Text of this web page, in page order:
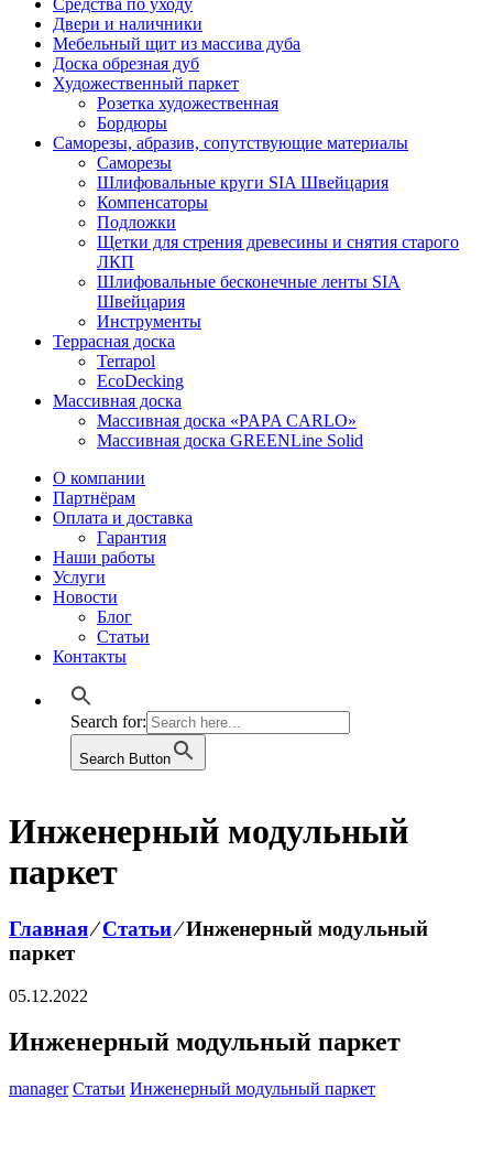
Средства по уходу
Двери и наличники
Мебельный щит из массива дуба
Доска обрезная дуб
Художественный паркет
Розетка художественная
Бордюры
Саморезы, абразив, сопутствующие материалы
Саморезы
Шлифовальные круги SIA Швейцария
Компенсаторы
Подложки
Щетки для стрения древесины и снятия старого
ЛКП
Шлифовальные бесконечные ленты SIA
Швейцария
Инструменты
Террасная доска
Terrapol
EcoDecking
Массивная доска
Массивная доска «PAPA CARLO»
Массивная доска GREENLine Solid
О компании
Партнёрам
Оплата и доставка
Гарантия
Наши работы
Услуги
Новости
Блог
Статьи
Контакты
Search for:
Search Button
Инженерный модульный
паркет
Главная⁄Статьи⁄Инженерный модульный
паркет
05.12.2022
Инженерный модульный паркет
manager Статьи Инженерный модульный паркет